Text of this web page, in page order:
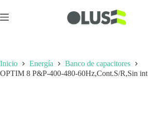
Inicio Energía
Banco de capacitores
OPTIM 8 P&P-400-480-60Hz,Cont.S/R,Sin int